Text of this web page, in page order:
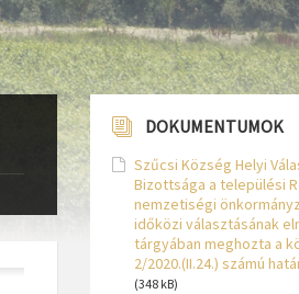
DOKUMENTUMOK
Szűcsi Község Helyi
Bizottsága a települési
nemzetiségi
időközi választásának
tárgyában meghozta a
2/2020.(II.24.) számú
(348 kB)